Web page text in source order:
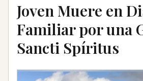
Joven Muere en
Familiar por una
Sancti Spíritus